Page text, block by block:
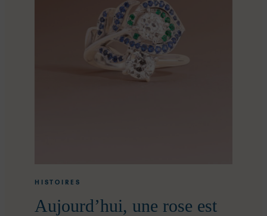
HISTOIRES
Aujourd’hui, une rose est